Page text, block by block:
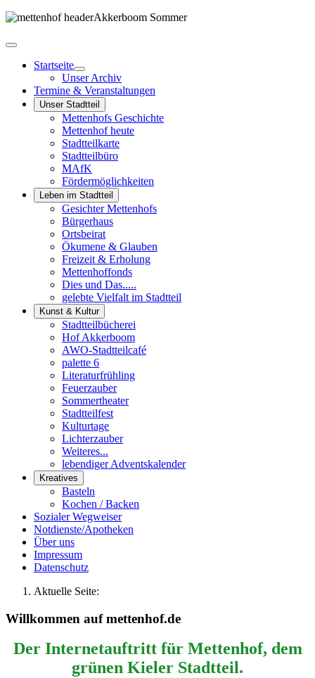
Startseite
Unser Archiv
Termine & Veranstaltungen
Unser Stadtteil
Mettenhofs Geschichte
Mettenhof heute
Stadtteilkarte
Stadtteilbüro
MAfK
Fördermöglichkeiten
Leben im Stadtteil
Gesichter Mettenhofs
Bürgerhaus
Ortsbeirat
Ökumene & Glauben
Freizeit & Erholung
Mettenhoffonds
Dies und Das.....
gelebte Vielfalt im Stadtteil
Kunst & Kultur
Stadtteilbücherei
Hof Akkerboom
AWO-Stadtteilcafé
palette 6
Literaturfrühling
Feuerzauber
Sommertheater
Stadtteilfest
Kulturtage
Lichterzauber
Weiteres...
lebendiger Adventskalender
Kreatives
Basteln
Kochen / Backen
Sozialer Wegweiser
Notdienste/Apotheken
Über uns
Impressum
Datenschutz
Aktuelle Seite:
Willkommen auf mettenhof.de
Der Internetauftritt für Mettenhof, dem
grünen Kieler Stadtteil.